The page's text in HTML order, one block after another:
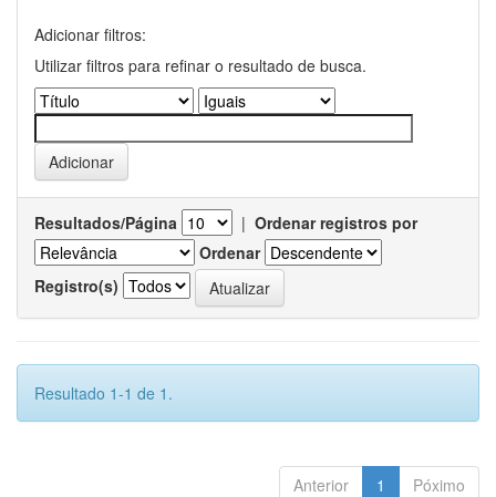
Adicionar filtros:
Utilizar filtros para refinar o resultado de busca.
Resultados/Página | Ordenar registros por
Ordenar
Registro(s)
Resultado 1-1 de 1.
Anterior 1 Póximo